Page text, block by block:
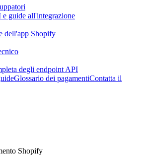
guide all'integrazione
dell'app Shopify
degli endpoint API
Glossario dei pagamentiContatta il
Shopify